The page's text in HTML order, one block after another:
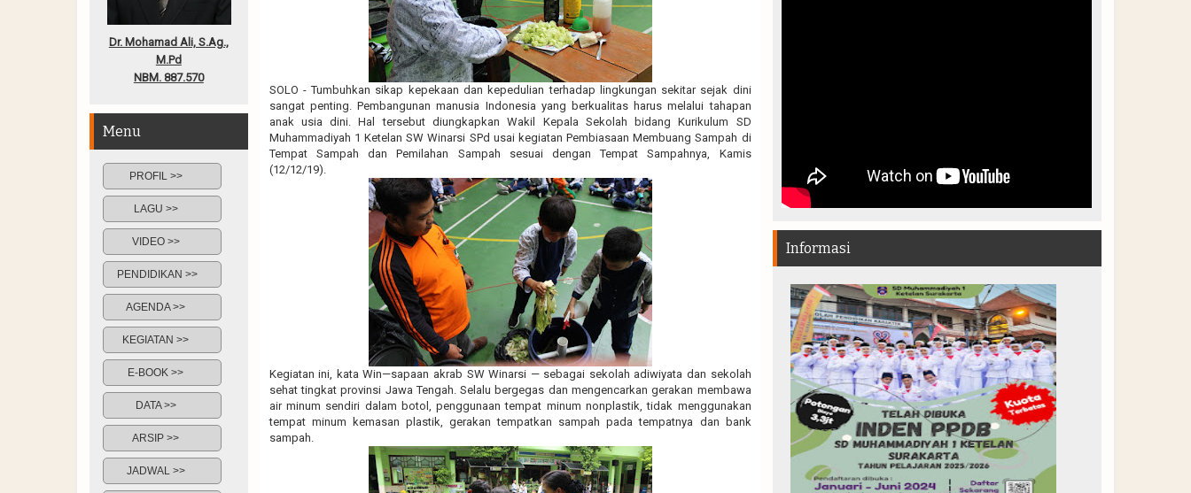
SOLO - Tumbuhkan sikap kepekaan dan kepedulian terhadap lingkungan sekitar sejak dini
sangat penting. Pembangunan manusia Indonesia yang berkualitas harus melalui tahapan
anak usia dini. Hal tersebut diungkapkan Wakil Kepala Sekolah bidang Kurikulum SD
Muhammadiyah 1 Ketelan SW Winarsi SPd usai kegiatan Pembiasaan Membuang Sampah di
Tempat Sampah dan Pemilahan Sampah sesuai dengan Tempat Sampahnya, Kamis
(12/12/19).
Kegiatan ini, kata Win—sapaan akrab SW Winarsi — sebagai sekolah adiwiyata dan sekolah
sehat tingkat provinsi Jawa Tengah. Selalu bergegas dan mengencarkan gerakan membawa
air minum sendiri dalam botol, penggunaan tempat minum nonplastik, tidak menggunakan
tempat minum kemasan plastik, gerakan tempatkan sampah pada tempatnya dan bank
sampah.
Dr. Mohamad Ali, S.Ag.,
M.Pd
NBM. 887.570
Menu
PROFIL >>
LAGU >>
VIDEO >>
PENDIDIKAN >>
AGENDA >>
KEGIATAN >>
E-BOOK >>
DATA >>
ARSIP >>
JADWAL >>
Informasi